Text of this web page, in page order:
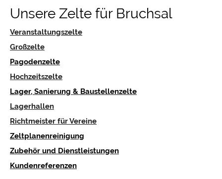
Unsere Zelte für Bruchsal
Veranstaltungszelte
Großzelte
Pagodenzelte
Hochzeitszelte
Lager, Sanierung & Baustellenzelte
Lagerhallen
Richtmeister für Vereine
Zeltplanenreinigung
Zubehör und Dienstleistungen
Kundenreferenzen